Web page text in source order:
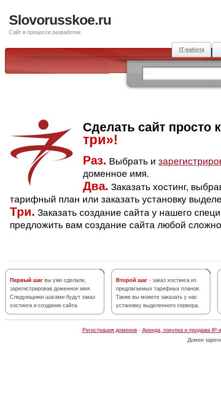
Slovorusskoe.ru
Сайт в процессе разработки
IT-работа
Сделать сайт просто
три»!
Раз. Выбрать и
доменное имя.
Два. Заказать хостинг,
тарифный план или заказать установку
Три. Заказать создание сайта у нашего
предложить вам создание сайта любой
Первый шаг вы уже сделали,
зарегистрировав доменное имя.
Следующими шагами будут заказ
хостинга и создание сайта.
Второй шаг - заказ хостинга из
предлагаемых тарифных планов.
Также вы можете заказать у нас
установку выделенного сервера.
Регистрация доменов· Аренда, покупка и продажа IP-
Домен